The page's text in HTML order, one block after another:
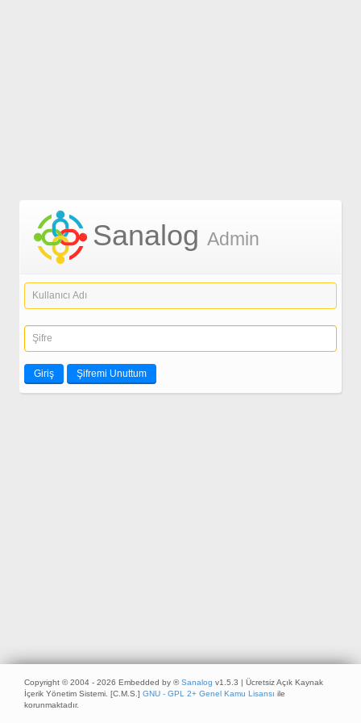
Sanalog Admin
Copyright © 2004 - 2026 Embedded by ®Sanalog v1.5.3 | Ücretsiz Açık Kaynak
İçerik Yönetim Sistemi. [C.M.S.] GNU - GPL 2+ Genel Kamu Lisansı ile
korunmaktadır.